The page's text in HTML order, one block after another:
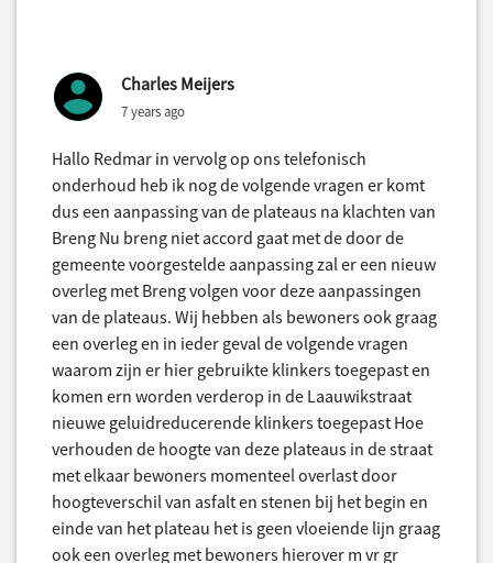
Charles Meijers
7 years ago
Hallo Redmar in vervolg op ons telefonisch
onderhoud heb ik nog de volgende vragen er komt
dus een aanpassing van de plateaus na klachten van
Breng Nu breng niet accord gaat met de door de
gemeente voorgestelde aanpassing zal er een nieuw
overleg met Breng volgen voor deze aanpassingen
van de plateaus. Wij hebben als bewoners ook graag
een overleg en in ieder geval de volgende vragen
waarom zijn er hier gebruikte klinkers toegepast en
komen ern worden verderop in de Laauwikstraat
nieuwe geluidreducerende klinkers toegepast Hoe
verhouden de hoogte van deze plateaus in de straat
met elkaar bewoners momenteel overlast door
hoogteverschil van asfalt en stenen bij het begin en
einde van het plateau het is geen vloeiende lijn graag
ook een overleg met bewoners hierover m vr gr